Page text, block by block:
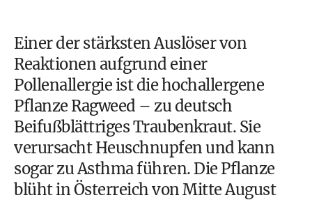
Einer der stärksten Auslöser von
Reaktionen aufgrund einer
Pollenallergie ist die hochallergene
Pflanze Ragweed – zu deutsch
Beifußblättriges Traubenkraut. Sie
verursacht Heuschnupfen und kann
sogar zu Asthma führen. Die Pflanze
blüht in Österreich von Mitte August